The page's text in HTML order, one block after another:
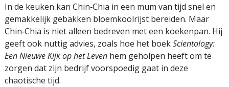
In de keuken kan Chin‑Chia in een mum van tijd snel en
gemakkelijk gebakken bloemkoolrijst bereiden. Maar
Chin‑Chia is niet alleen bedreven met een koekenpan. Hij
geeft ook nuttig advies, zoals hoe het boekScientology:
Een Nieuwe Kijk op het Leven hem geholpen heeft om te
zorgen dat zijn bedrijf voorspoedig gaat in deze
chaotische tijd.